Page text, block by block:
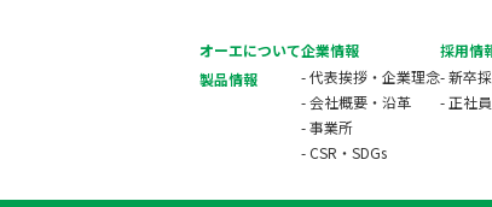
オーエについて
製品情報
企業情報
- 代表挨拶・企業理念
- 会社概要・沿革
- 事業所
- CSR・SDGs
採用情
- 新卒
- 正社